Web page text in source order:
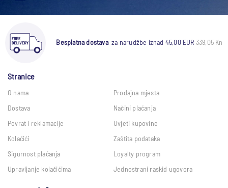
Besplatna dostavaza narudžbe iznad 45,00 EUR 339,05 Kn
Stranice
O nama
Prodajna mjesta
Dostava
Načini plaćanja
Povrat i reklamacije
Uvjeti kupovine
Kolačići
Zaštita podataka
Sigurnost plaćanja
Loyalty program
Upravljanje kolačićima
Jednostrani raskid ugovora